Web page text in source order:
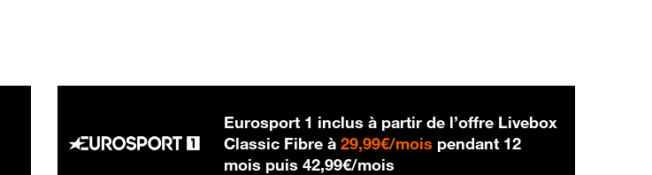
Eurosport 1 inclus à partir de l’offre Livebox
Classic Fibre à29,99€/mois 29,99 € par mois
pendant 12
mois puis42,99€/mois